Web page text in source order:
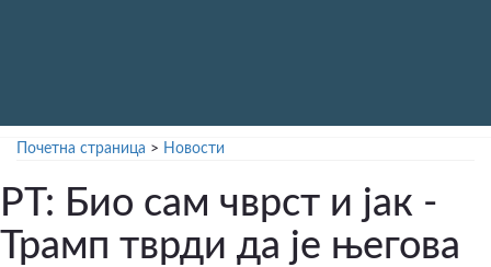
Почетна страница > Новости
РТ: Био сам чврст и јак -
Трамп тврди да је његова